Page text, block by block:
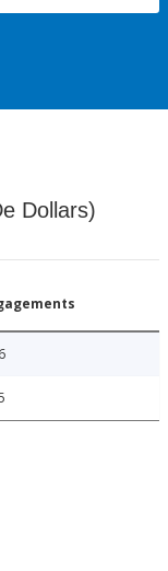
Dollars)